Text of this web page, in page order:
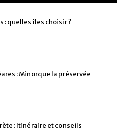
: quelles îles choisir ?
: Minorque la préservée
: Itinéraire et conseils